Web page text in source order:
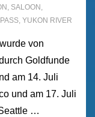
, SALOON ,
, YUKON RIVER
von
Goldfunde
am 14. Juli
und am 17. Juli
…